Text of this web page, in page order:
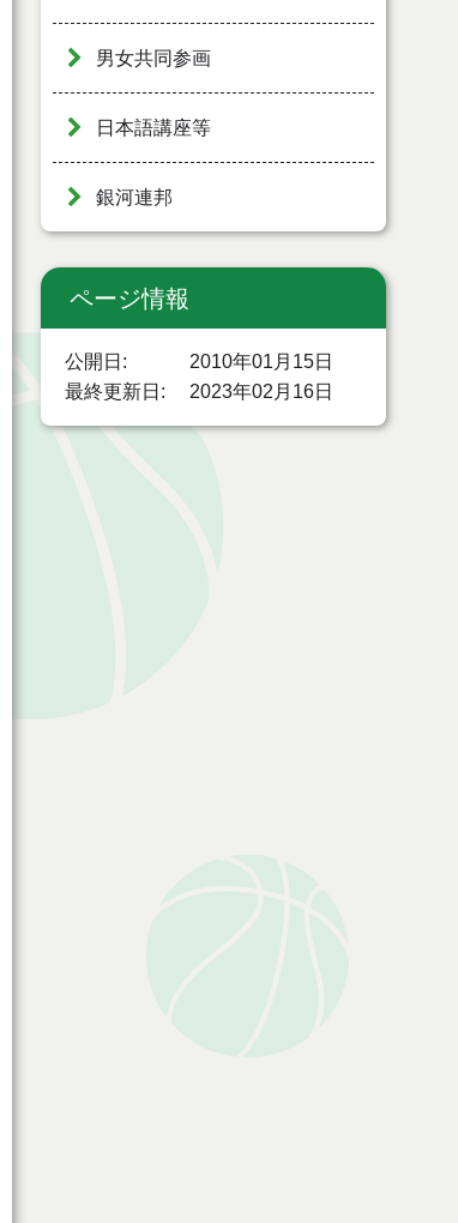
男女共同参画
日本語講座等
銀河連邦
ページ情報
公開日
2010年01月15日
最終更新日
2023年02月16日